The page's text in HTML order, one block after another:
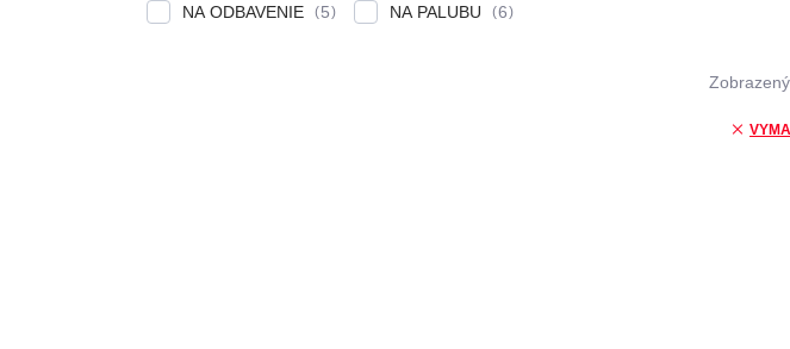
NA ODBAVENIE 5 NA PALUBU 6